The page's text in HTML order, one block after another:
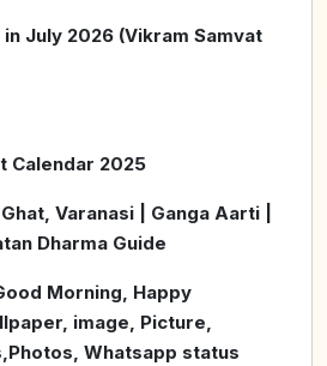
in July 2026 (Vikram Samvat
Calendar 2025
Varanasi | Ganga Aarti |
Dharma Guide
Morning, Happy
image, Picture,
Whatsapp status